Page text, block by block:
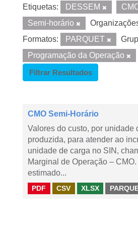
Etiquetas: DESSEM
Semi-horário
Formatos:
PARQUET
Programação da Operação
Filtrar Resultados
CMO Semi-Horário
Valores do custo, por unidade
produzida, para atender ao
unidade de carga no SIN,
Marginal de Operação –
estimado...
PDF CSV XLSX